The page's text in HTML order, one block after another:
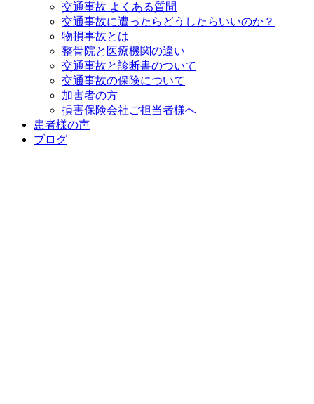
交通事故 よくある質問
交通事故に遭ったらどうしたらいいのか？
物損事故とは
整骨院と医療機関の違い
交通事故と診断書のついて
交通事故の保険について
加害者の方
損害保険会社ご担当者様へ
患者様の声
ブログ